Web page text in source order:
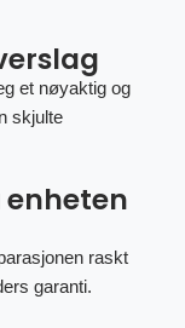
et nøyaktig og
skjulte
enheten
raskt
garanti.